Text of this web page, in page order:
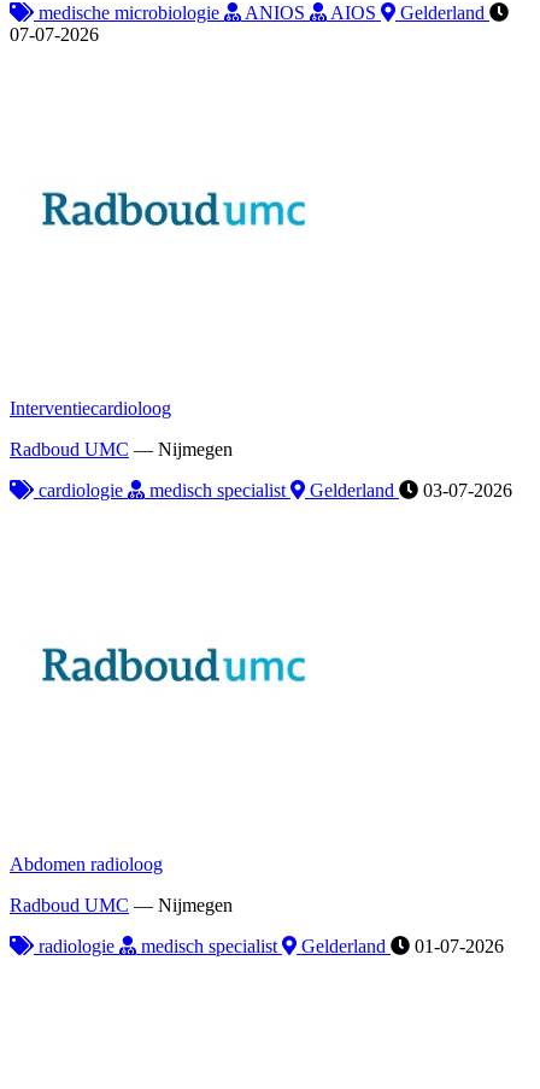
medische microbiologie
ANIOS AIOS
Gelderland
07-07-2026
Interventiecardioloog
Radboud UMC — Nijmegen
cardiologie
medisch specialist Gelderland 03-07-2026
Abdomen radioloog
Radboud UMC — Nijmegen
radiologie
medisch specialist Gelderland 01-07-2026